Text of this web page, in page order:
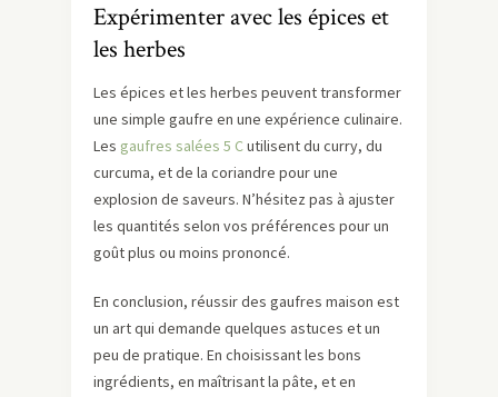
Expérimenter avec les épices et
les herbes
Les épices et les herbes peuvent transformer
une simple gaufre en une expérience culinaire.
Les gaufres salées 5 Cutilisent du curry, du
curcuma, et de la coriandre pour une
explosion de saveurs. N’hésitez pas à ajuster
les quantités selon vos préférences pour un
goût plus ou moins prononcé.
En conclusion, réussir des gaufres maison est
un art qui demande quelques astuces et un
peu de pratique. En choisissant les bons
ingrédients, en maîtrisant la pâte, et en